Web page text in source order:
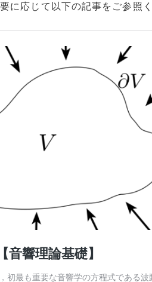
に応じて以下の記事をご参照